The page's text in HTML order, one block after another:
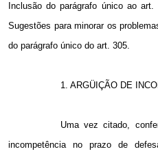
Inclusão do parágrafo único ao
Sugestões para minorar os
do parágrafo único do art. 305.
1. ARGÜIÇÃO DE
Uma vez citado,
incompetência no prazo de